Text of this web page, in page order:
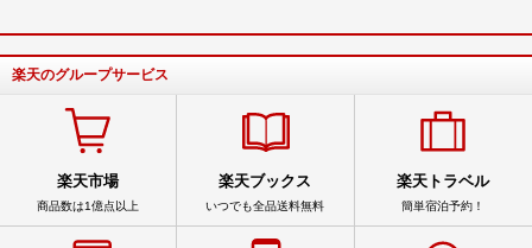
楽天のグループサービス
楽天市場
商品数は1億点以上
楽天ブックス
いつでも全品送料無料
楽天トラベル
簡単宿泊予約！